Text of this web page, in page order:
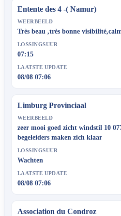
Entente des 4 -( Namur)
WEERBEELD
Très beau ,très bonne
LOSSINGSUUR
07:15
LAATSTE UPDATE
08/08 07:06
Limburg Provinciaal
WEERBEELD
zeer mooi goed zicht windstil 10
begeleiders maken zich klaar
LOSSINGSUUR
Wachten
LAATSTE UPDATE
08/08 07:06
Association du Condroz